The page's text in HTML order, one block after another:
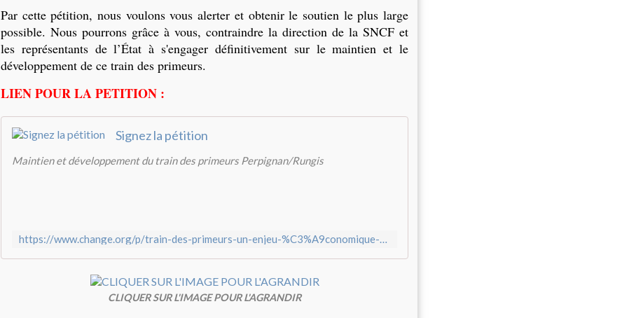
Par cette pétition, nous voulons vous alerter et obtenir le soutien le plus large
possible. Nous pourrons grâce à vous, contraindre la direction de la SNCF et
les représentants de l’État à s'engager définitivement sur le maintien et le
développement de ce train des primeurs.
LIEN POUR LA PETITION :
Signez la pétition
Maintien et développement du train des primeurs Perpignan/Rungis
https://www.change.org/p/train-des-primeurs-un-enjeu-%C3%A9conomique-et-%C3%A9cologique-soutenons-le
CLIQUER SUR L'IMAGE POUR L'AGRANDIR